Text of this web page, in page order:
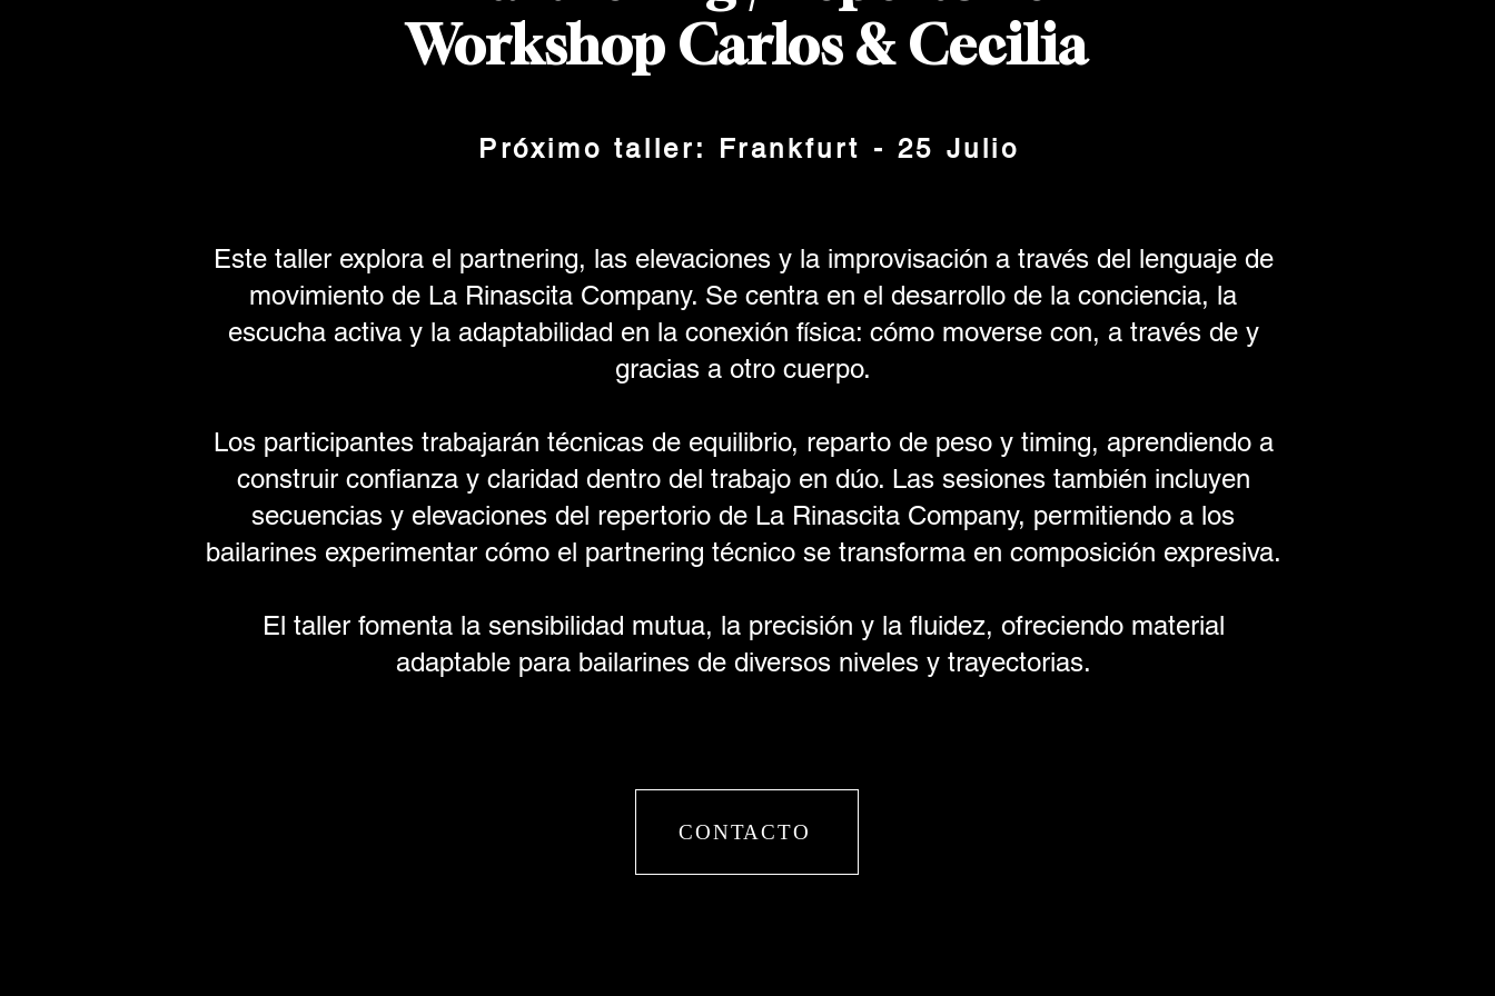
Workshop Carlos & Cecilia
Próximo taller: Frankfurt - 25 Julio
Este taller explora el partnering, las elevaciones y la improvisación a través del lenguaje de
movimiento de La Rinascita Company. Se centra en el desarrollo de la conciencia, la
escucha activa y la adaptabilidad en la conexión física: cómo moverse con, a través de y
gracias a otro cuerpo.
Los participantes trabajarán técnicas de equilibrio, reparto de peso y timing, aprendiendo a
construir confianza y claridad dentro del trabajo en dúo. Las sesiones también incluyen
secuencias y elevaciones del repertorio de La Rinascita Company, permitiendo a los
bailarines experimentar cómo el partnering técnico se transforma en composición expresiva.
El taller fomenta la sensibilidad mutua, la precisión y la fluidez, ofreciendo material
adaptable para bailarines de diversos niveles y trayectorias.
CONTACTO